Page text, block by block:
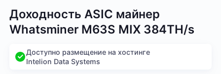
Доходность ASIC майнер
Whatsminer M63S MIX 384TH/s
Доступно размещение на хостинге
Intelion Data Systems